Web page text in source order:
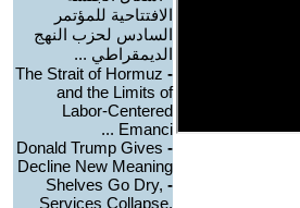
الافتتاحية للمؤتمر
السادس لحزب النهج
الديمقراطي ...
-
The Strait of Hormuz
and the Limits of
Labor-Centered
Emanci ...
-
Donald Trump Gives
Decline New Meaning
-
Shelves Go Dry,
Services Collapse,